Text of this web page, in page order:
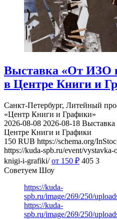
Выставка «От ИЗО
в Центре Книги и
Санкт-Петербург, Литейный
«Центр Книги и Графики»
2026-08-08 2026-08-18
Центре Книги и Графики
150 RUB https://schema.org/
https://kuda-spb.ru/event/
knigi-i-grafiki/ от 150 ₽ 405 3
Советуем Шоу
https://kuda-
spb.ru/image/269/250/
https://kuda-
spb.ru/image/269/250/